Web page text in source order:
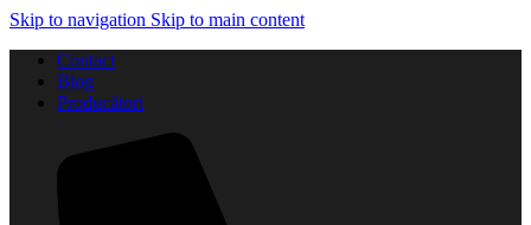
Skip to navigation Skip to main content
Contact
Blog
Producători